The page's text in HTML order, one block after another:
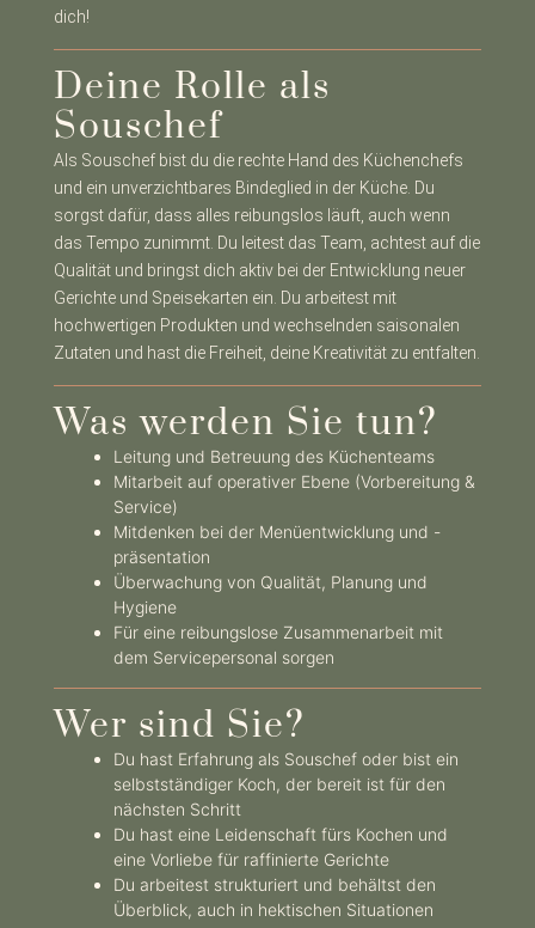
dich!
Deine Rolle als
Souschef
Als Souschef bist du die rechte Hand des Küchenchefs
und ein unverzichtbares Bindeglied in der Küche. Du
sorgst dafür, dass alles reibungslos läuft, auch wenn
das Tempo zunimmt. Du leitest das Team, achtest auf die
Qualität und bringst dich aktiv bei der Entwicklung neuer
Gerichte und Speisekarten ein. Du arbeitest mit
hochwertigen Produkten und wechselnden saisonalen
Zutaten und hast die Freiheit, deine Kreativität zu entfalten.
Was werden Sie tun?
Leitung und Betreuung des Küchenteams
Mitarbeit auf operativer Ebene (Vorbereitung &
Service)
Mitdenken bei der Menüentwicklung und -
präsentation
Überwachung von Qualität, Planung und
Hygiene
Für eine reibungslose Zusammenarbeit mit
dem Servicepersonal sorgen
Wer sind Sie?
Du hast Erfahrung als Souschef oder bist ein
selbstständiger Koch, der bereit ist für den
nächsten Schritt
Du hast eine Leidenschaft fürs Kochen und
eine Vorliebe für raffinierte Gerichte
Du arbeitest strukturiert und behältst den
Überblick, auch in hektischen Situationen